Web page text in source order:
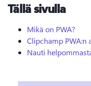
Tällä sivulla
Mikä on PWA?
Clipchamp PWA:n
Nauti